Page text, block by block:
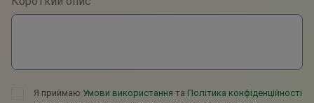
Я приймаю Умови використання та Політика конфіденційності